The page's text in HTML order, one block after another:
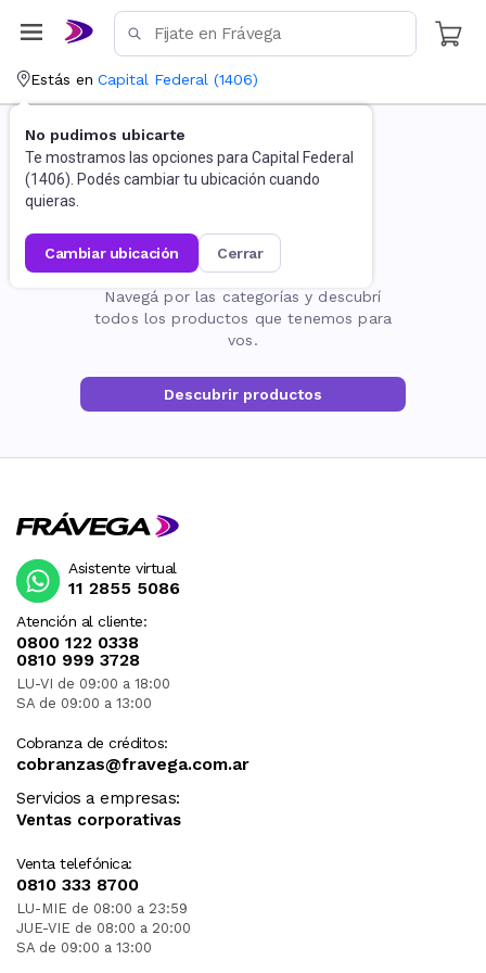
Estás en Capital Federal (1406)
No pudimos ubicarte
Te mostramos las opciones para Capital Federal
(1406). Podés cambiar tu ubicación cuando
quieras.
cambiar ubicación cerrar
La página no existe
Navegá por las categorías y descubrí
todos los productos que tenemos para
vos.
Descubrir productos
Atención al cliente:
0800 122 0338
0810 999 3728
LU-VI de 09:00 a 18:00
SA de 09:00 a 13:00
Cobranza de créditos:
cobranzas@fravega.com.ar
Servicios a empresas:
Ventas corporativas
Venta telefónica:
0810 333 8700
LU-MIE de 08:00 a 23:59
JUE-VIE de 08:00 a 20:00
SA de 09:00 a 13:00
Asistente virtual
11 2855 5086